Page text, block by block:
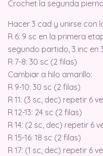
Crochet la segunda
Hacer 3 cad y unirse con
R 6: 9 sc en la primera
segundo partido, 3 inc en
R 7-8: 30 sc (2 filas)
Cambiar a hilo amarillo:
R 9-10: 30 sc (2 filas)
R 11: (3 sc, dec) repetir 6
R 12-13: 24 sc (2 filas)
R 14: (2 sc, dec) repetir 6
R 15-16: 18 sc (2 filas)
R 17: (1 sc, dec) repetir 6